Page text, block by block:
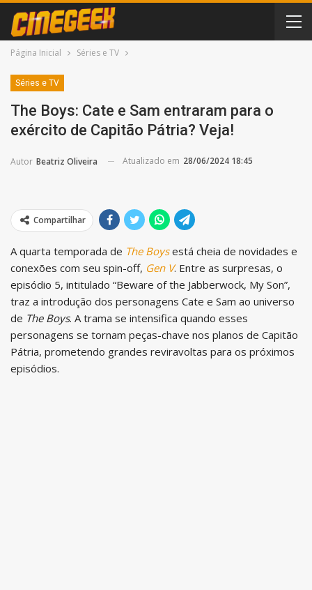
Página Inicial Séries e TV
Séries e TV
The Boys: Cate e Sam entraram para o
exército de Capitão Pátria? Veja!
Autor Beatriz Oliveira Atualizado em 28/06/2024 18:45
Compartilhar
A quarta temporada de The Boysestá cheia de novidades e
conexões com seu spin-off, Gen V. Entre as surpresas, o
episódio 5, intitulado “Beware of the Jabberwock, My Son”,
traz a introdução dos personagens Cate e Sam ao universo
de The Boys. A trama se intensifica quando esses
personagens se tornam peças-chave nos planos de Capitão
Pátria, prometendo grandes reviravoltas para os próximos
episódios.